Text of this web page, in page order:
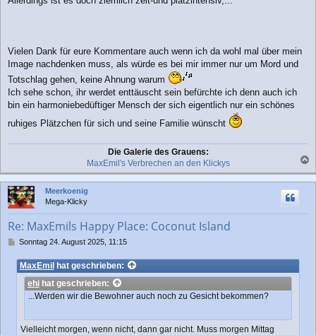
Vielen Dank für eure Kommentare auch wenn ich da wohl mal über mein
Image nachdenken muss, als würde es bei mir immer nur um Mord und
Totschlag gehen, keine Ahnung warum
Ich sehe schon, ihr werdet enttäuscht sein befürchte ich denn auch ich
bin ein harmoniebedüftiger Mensch der sich eigentlich nur ein schönes
ruhiges Plätzchen für sich und seine Familie wünscht
Die Galerie des Grauens:
MaxEmil's Verbrechen an den Klickys
a
c
Meerkoenig
Mega-Klicky
Re: MaxEmils Happy Place: Coconut Island
B
i
t
Sonntag 24. August 2025, 11:15
MaxEmilhat geschrieben:
ehihat geschrieben:
...Werden wir die Bewohner auch noch zu Gesicht bekommen?
Vielleicht morgen, wenn nicht, dann gar nicht. Muss morgen Mittag